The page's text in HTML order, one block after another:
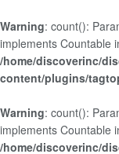
Warning: count():
implements Countable
/home/discoverinc/
content/plugins/
Warning: count():
implements Countable
/home/discoverinc/